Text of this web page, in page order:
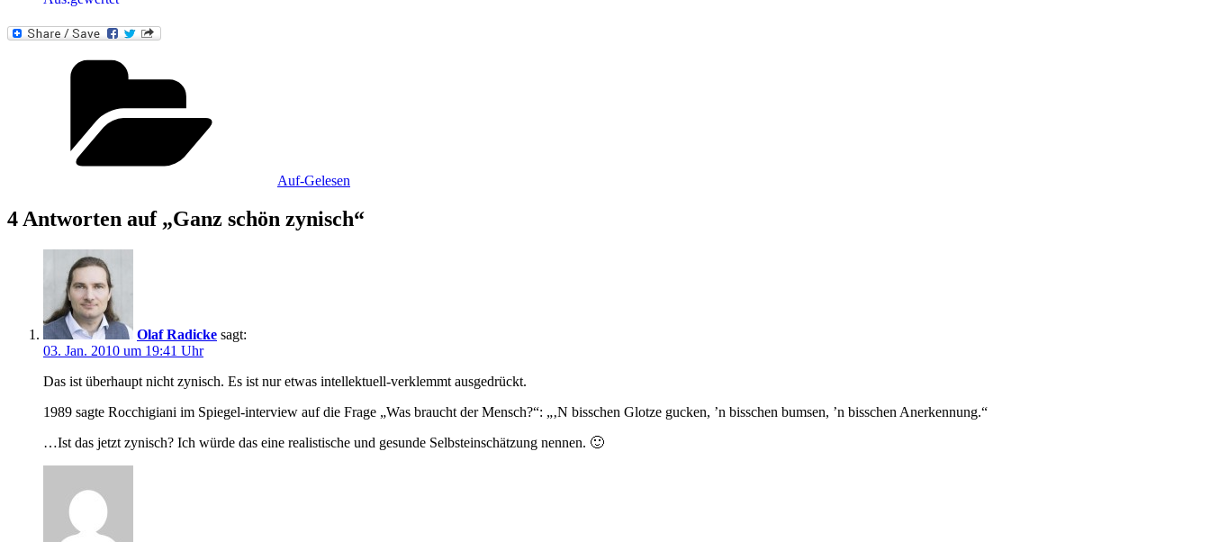
Auf-Gelesen
4 Antworten auf „Ganz schön zynisch“
Olaf Radicke sagt:
03. Jan. 2010 um 19:41 Uhr
Das ist überhaupt nicht zynisch. Es ist nur etwas intellektuell-verklemmt ausgedrückt.
1989 sagte Rocchigiani im Spiegel-interview auf die Frage „Was braucht der Mensch?“: „‚N bisschen Glotze gucken, ’n bisschen bumsen, ’n bisschen Anerkennung.“
…Ist das jetzt zynisch? Ich würde das eine realistische und gesunde Selbsteinschätzung nennen. 🙂